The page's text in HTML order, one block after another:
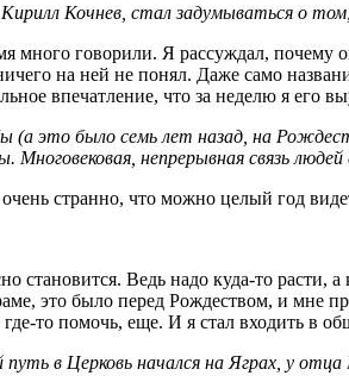
Кочнев, стал задумываться о
говорили. Я рассуждал, почему
на ней не понял. Даже само
впечатление, что за неделю я его
это было семь лет назад, на
непрерывная связь людей
странно, что можно целый год
Ведь надо куда-то расти,
это было перед Рождеством, и мне
то помочь, еще. И я стал входить в
путь в Церковь начался на Яграх, у